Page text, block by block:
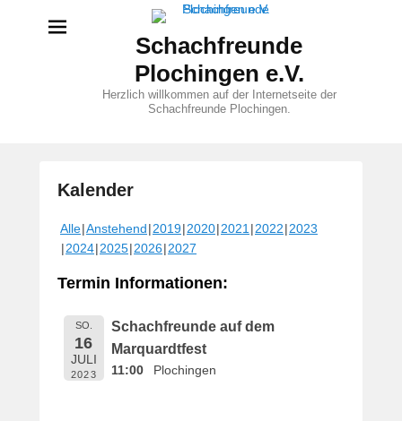
Schachfreunde
Plochingen e.V.
Herzlich willkommen auf der Internetseite der
Schachfreunde Plochingen.
Kalender
e
ö
Alle Anstehend 2019 2020 2021 2022 2023
2024 2025 2026 2027
Termin Informationen:
SO.
16
JULI
2023
Schachfreunde auf dem
Marquardtfest
11:00 Plochingen